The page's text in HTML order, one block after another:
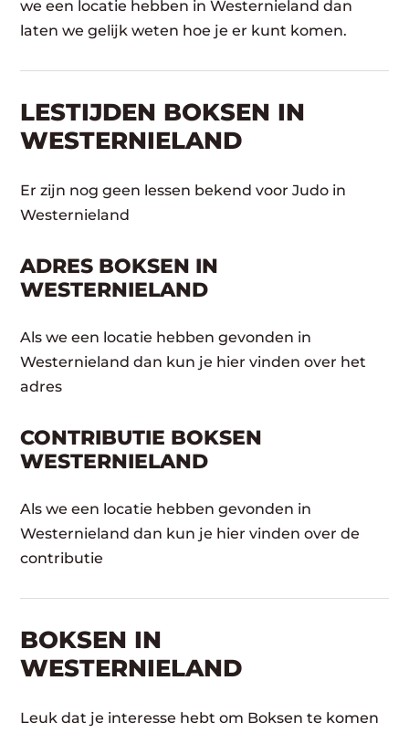
we een locatie hebben in Westernieland dan
laten we gelijk weten hoe je er kunt komen.
LESTIJDEN BOKSEN IN
WESTERNIELAND
Er zijn nog geen lessen bekend voor Judo in
Westernieland
ADRES BOKSEN IN
WESTERNIELAND
Als we een locatie hebben gevonden in
Westernieland dan kun je hier vinden over het
adres
CONTRIBUTIE BOKSEN
WESTERNIELAND
Als we een locatie hebben gevonden in
Westernieland dan kun je hier vinden over de
contributie
BOKSEN IN
WESTERNIELAND
Leuk dat je interesse hebt om Boksen te komen